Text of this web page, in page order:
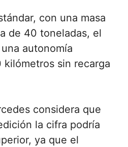
con una masa
de 40 toneladas, el
autonomía
kilómetros sin recarga
considera que
la cifra podría
ya que el